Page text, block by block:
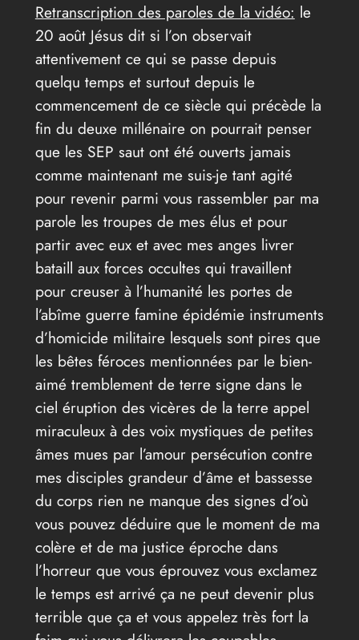
Retranscription des paroles de la vidéo: le
20 août Jésus dit si l’on observait
attentivement ce qui se passe depuis
quelqu temps et surtout depuis le
commencement de ce siècle qui précède la
fin du deuxe millénaire on pourrait penser
que les SEP saut ont été ouverts jamais
comme maintenant me suis-je tant agité
pour revenir parmi vous rassembler par ma
parole les troupes de mes élus et pour
partir avec eux et avec mes anges livrer
bataill aux forces occultes qui travaillent
pour creuser à l’humanité les portes de
l’abîme guerre famine épidémie instruments
d’homicide militaire lesquels sont pires que
les bêtes féroces mentionnées par le bien-
aimé tremblement de terre signe dans le
ciel éruption des vicères de la terre appel
miraculeux à des voix mystiques de petites
âmes mues par l’amour persécution contre
mes disciples grandeur d’âme et bassesse
du corps rien ne manque des signes d’où
vous pouvez déduire que le moment de ma
colère et de ma justice éproche dans
l’horreur que vous éprouvez vous exclamez
le temps est arrivé ça ne peut devenir plus
terrible que ça et vous appelez très fort la